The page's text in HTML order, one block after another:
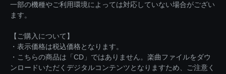
一部の機種やご利用環境によっては対応していない場合がござい
ます。
【ご購入について】
・表示価格は税込価格となります。
・こちらの商品は「CD」ではありません。楽曲ファイルをダウ
ンロードいただくデジタルコンテンツとなりますため、ご注意く